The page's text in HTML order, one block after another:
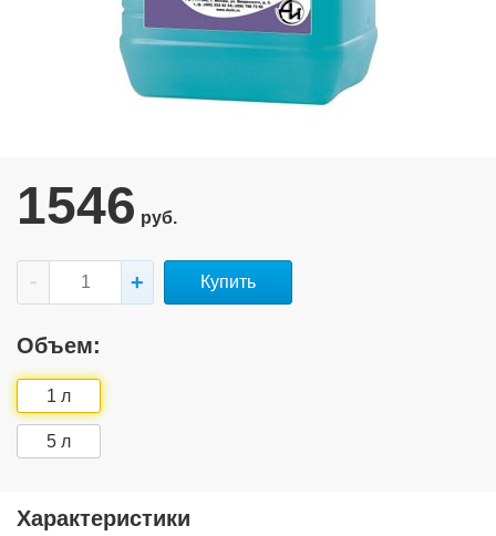
1546 руб.
Купить
Объем:
1 л
5 л
Характеристики